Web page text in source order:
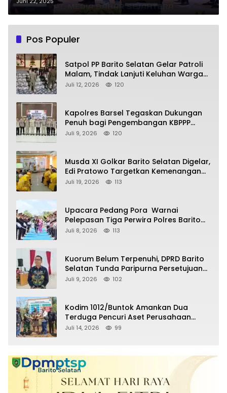
Pos Populer
Satpol PP Barito Selatan Gelar Patroli
Malam, Tindak Lanjuti Keluhan Warga
soal Balap Liar dan Remaja Nongkrong
Juli 12, 2026 120
Kapolres Barsel Tegaskan Dukungan
Penuh bagi Pengembangan KBPPP
Kalimantan Tengah
Juli 9, 2026 120
Musda XI Golkar Barito Selatan Digelar,
Edi Pratowo Targetkan Kemenangan
Partai pada Pemilu Mendatang
Juli 19, 2026 113
Upacara Pedang Pora Warnai
Pelepasan Tiga Perwira Polres Barito
Selatan Masuki Masa Pensiun
Juli 8, 2026 113
Kuorum Belum Terpenuhi, DPRD Barito
Selatan Tunda Paripurna Persetujuan
Raperda Pertanggungjawaban APBD
Juli 9, 2026 102
Kodim 1012/Buntok Amankan Dua
Terduga Pencuri Aset Perusahaan
Sitaan Satgas PKH, Satu Paket Diduga
Juli 14, 2026 99